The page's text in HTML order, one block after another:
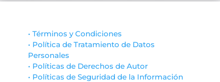
• Términos y Condiciones
• Política de Tratamiento de Datos
Personales
• Políticas de Derechos de Autor
• Políticas de Seguridad de la Información